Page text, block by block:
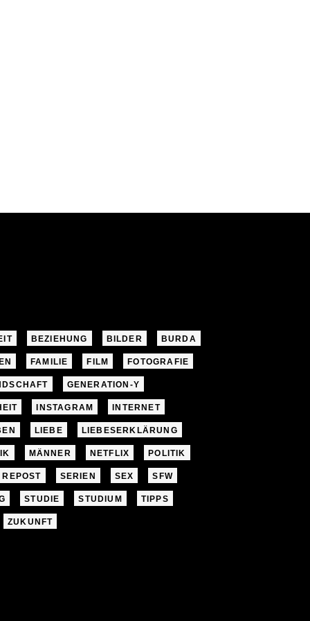
BEZIEHUNG BILDER BURDA
FAMILIE FILM FOTOGRAFIE
GENERATION-Y
INSTAGRAM INTERNET
LIEBE LIEBESERKLÄRUNG
MÄNNER NETFLIX POLITIK
REPOST SERIEN SEX SFW
STUDIE STUDIUM TIPPS
ZUKUNFT